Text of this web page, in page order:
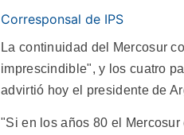
Corresponsal de IPS
La continuidad del Mercosur
imprescindible", y los cuatro
advirtió hoy el presidente de
"Si en los años 80 el